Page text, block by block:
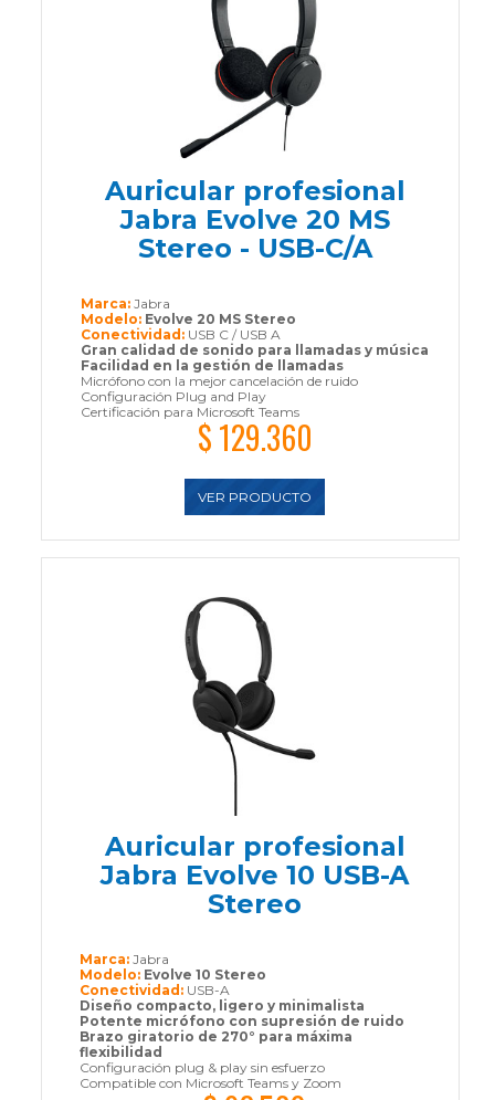
Auricular profesional
Jabra Evolve 20 MS
Stereo - USB-C/A
$ 129.360
VER PRODUCTO
Marca:Jabra
Modelo: Evolve 20 MS Stereo
Conectividad: USB C / USB A
Gran calidad de sonido para llamadas y música
Facilidad en la gestión de llamadas
Micrófono con la mejor cancelación de ruido
Configuración Plug and Play
Certificación para Microsoft Teams
Auricular profesional
Jabra Evolve 10 USB-A
Stereo
Marca: Jabra
Modelo: Evolve 10 Stereo
Conectividad: USB-A
Diseño compacto, ligero y minimalista
Potente micrófono con supresión de ruido
Brazo giratorio de 270° para máxima
flexibilidad
Configuración plug & play sin esfuerzo
Compatible con Microsoft Teams y Zoom